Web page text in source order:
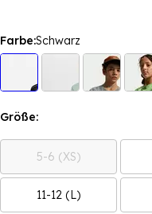
Farbe:Schwarz
Größe:
5-6 (XS)
11-12 (L)